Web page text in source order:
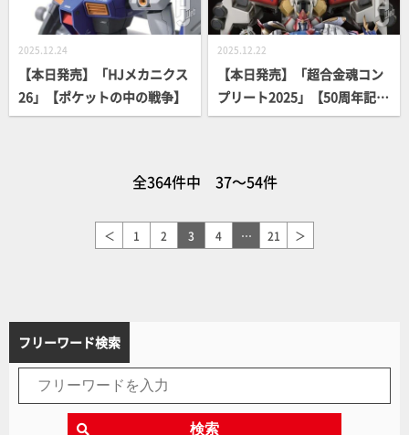
2025.12.24
【本日発売】「HJメカニクス
26」【ポケットの中の戦争】
2025.12.22
【本日発売】「超合金魂コン
プリート2025」【50周年記
念】
全364件中 37～54件
＜ 1 2 3 4 … 21 ＞
フリーワード検索
検索